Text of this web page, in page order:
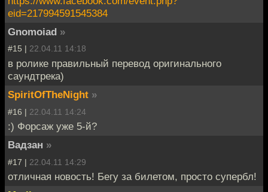
eid=217994591545384
Gnomoiad »
#15 | 22.04.11 14:18
в ролике правильный перевод оригинального
саундтрека)
SpiritOfTheNight »
#16 | 22.04.11 14:24
:) Форсаж уже 5-й?
Вадзан »
#17 | 22.04.11 14:29
отличная новость! Бегу за билетом, просто супербл!